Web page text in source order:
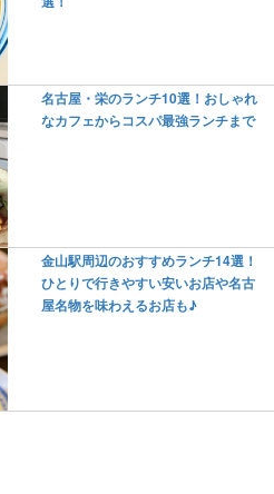
名古屋・栄のランチ10選！おしゃれ
なカフェからコスパ最強ランチまで
金山駅周辺のおすすめランチ14選！
ひとりで行きやすい安いお店や名古
屋名物を味わえるお店も♪